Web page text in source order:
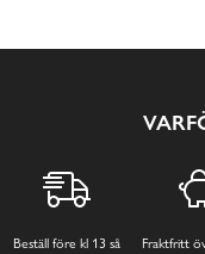
Beställ före kl 13 så
Fraktfritt